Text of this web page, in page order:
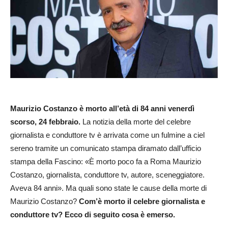
Maurizio Costanzo è morto all’età di 84 anni venerdì
scorso, 24 febbraio. La notizia della morte del celebre
giornalista e conduttore tv è arrivata come un fulmine a ciel
sereno tramite un comunicato stampa diramato dall’ufficio
stampa della Fascino: «È morto poco fa a Roma Maurizio
Costanzo, giornalista, conduttore tv, autore, sceneggiatore.
Aveva 84 anni». Ma quali sono state le cause della morte di
Maurizio Costanzo? Com’è morto il celebre giornalista e
conduttore tv? Ecco di seguito cosa è emerso.